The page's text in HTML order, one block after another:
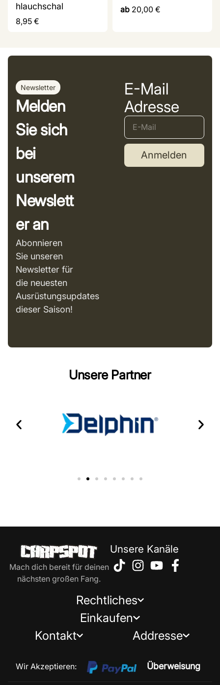
hlauchschal
8,95 €
ab 20,00 €
Newsletter
Melden
Sie sich
bei
unserem
Newslett
er an
Abonnieren
Sie unseren
Newsletter für
die neuesten
Ausrüstungsupdates
dieser Saison!
E-Mail
Adresse
Anmelden
Unsere Partner
Mach dich bereit für deinen
nächsten großen Fang.
Unsere Kanäle
Rechtliches
Einkaufen
Kontakt
Addresse
Wir Akzeptieren: Überweisung